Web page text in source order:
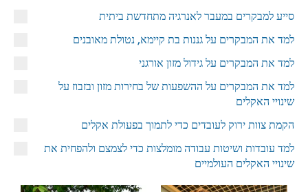
סייע למבקרים במעבר לאנרגיה מתחדשת ביתית
למד את המבקרים על גננות בת קיימא, נטולת מאובנים
למד את המבקרים על גידול מזון אורגני
למד את המבקרים על ההשפעות של בחירות מזון ובזבוז על
שינויי האקלים
הקמת צוות ירוק לעובדים כדי לתמוך בפעולת אקלים
למד עובדות ושיטות עבודה מומלצות כדי לצמצם ולהפחית את
שינויי האקלים העולמיים